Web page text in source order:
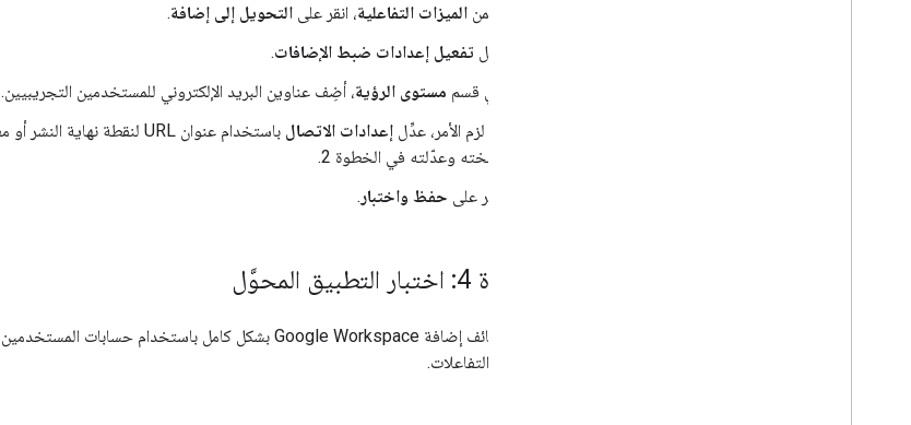
ضمن الميزات التفاعلية، انقر على التحويل إلى إضافة.
فعِّل تفعيل إعدادات ضبط الإضافات.
في قسم مستوى الرؤية، أضِف عناوين البريد الإلكتروني للمستخدمين التجريبيين.
إذا لزم الأمر، عدِّل إعدادات الاتصال
نسخته وعدّلته في الخطوة 2.
انقر على حفظ واختبار .
الخطوة 4: اختبار التطبيق المحوَّل
الميزات والتفاعلات.